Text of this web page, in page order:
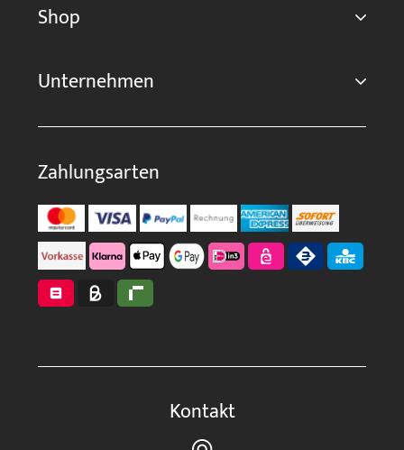
Shop
Unternehmen
Zahlungsarten
Kontakt